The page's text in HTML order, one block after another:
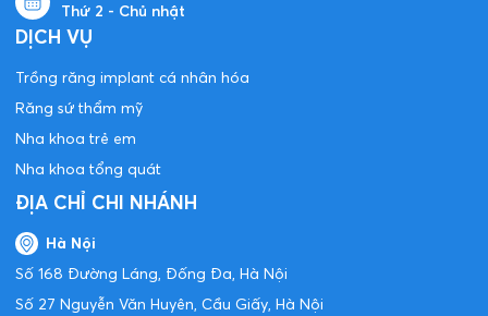
Thứ 2 - Chủ nhật
DỊCH VỤ
Trồng răng implant cá nhân hóa
Răng sứ thẩm mỹ
Nha khoa trẻ em
Nha khoa tổng quát
ĐỊA CHỈ CHI NHÁNH
Hà Nội
Số 168 Đường Láng, Đống Đa, Hà Nội
Số 27 Nguyễn Văn Huyên, Cầu Giấy, Hà Nội